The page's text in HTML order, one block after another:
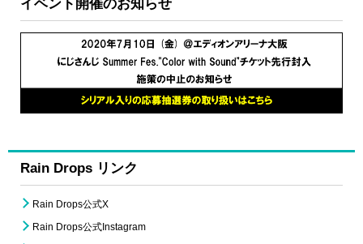
イベント開催のお知らせ
Rain Drops リンク
Rain Drops公式X
Rain Drops公式Instagram